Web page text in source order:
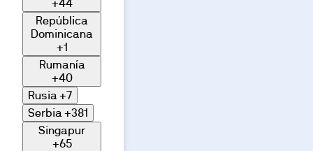
+44
República
Dominicana
+1
Rumanía
+40
Rusia+7
Serbia+381
Singapur
+65